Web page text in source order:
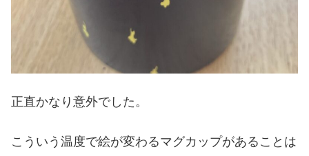
正直かなり意外でした。
こういう温度で絵が変わるマグカップがあることは